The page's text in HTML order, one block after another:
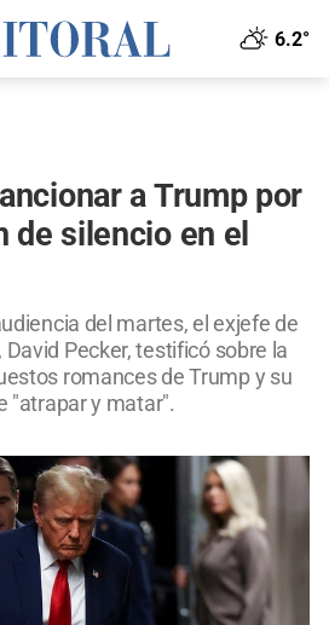
6.2°
a Trump por
de silencio en el
del martes, el exjefe de
Pecker, testificó sobre la
romances de Trump y su
"atrapar y matar".